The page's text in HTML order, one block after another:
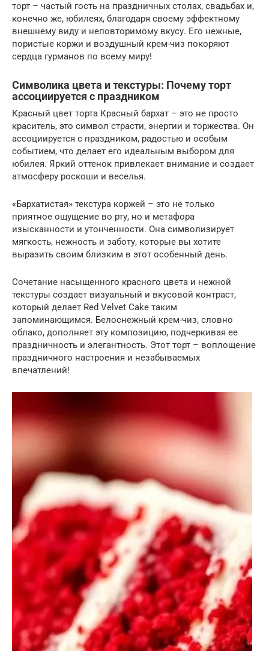
торт – частый гость на праздничных столах, свадьбах и,
конечно же, юбилеях, благодаря своему эффектному
внешнему виду и неповторимому вкусу. Его нежные,
пористые коржи и воздушный крем-чиз покоряют
сердца гурманов по всему миру!
Символика цвета и текстуры: Почему торт
ассоциируется с праздником
Красный цвет торта Красный бархат – это не просто
краситель, это символ страсти, энергии и торжества. Он
ассоциируется с праздником, радостью и особым
событием, что делает его идеальным выбором для
юбилея. Яркий оттенок привлекает внимание и создает
атмосферу роскоши и веселья.
«Бархатистая» текстура коржей – это не только
приятное ощущение во рту, но и метафора
изысканности и утонченности. Она символизирует
мягкость, нежность и заботу, которые вы хотите
выразить своим близким в этот особенный день.
Сочетание насыщенного красного цвета и нежной
текстуры создает визуальный и вкусовой контраст,
который делает Red Velvet Cake таким
запоминающимся. Белоснежный крем-чиз, словно
облако, дополняет эту композицию, подчеркивая ее
праздничность и элегантность. Этот торт – воплощение
праздничного настроения и незабываемых
впечатлений!